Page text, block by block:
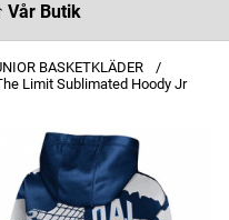
Vår Butik
BASKETKLÄDER
Limit Sublimated Hoody Jr